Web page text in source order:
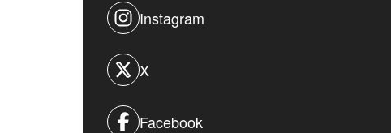
Instagram
X
Facebook